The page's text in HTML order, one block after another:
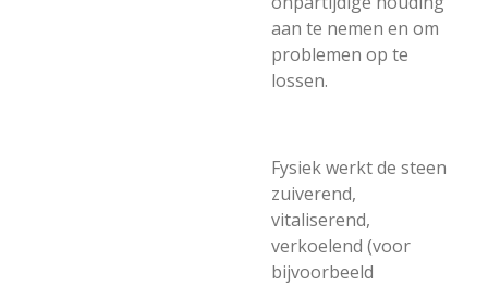
aan te nemen en om
problemen op te
lossen.
Fysiek werkt de steen
zuiverend,
vitaliserend,
verkoelend (voor
bijvoorbeeld